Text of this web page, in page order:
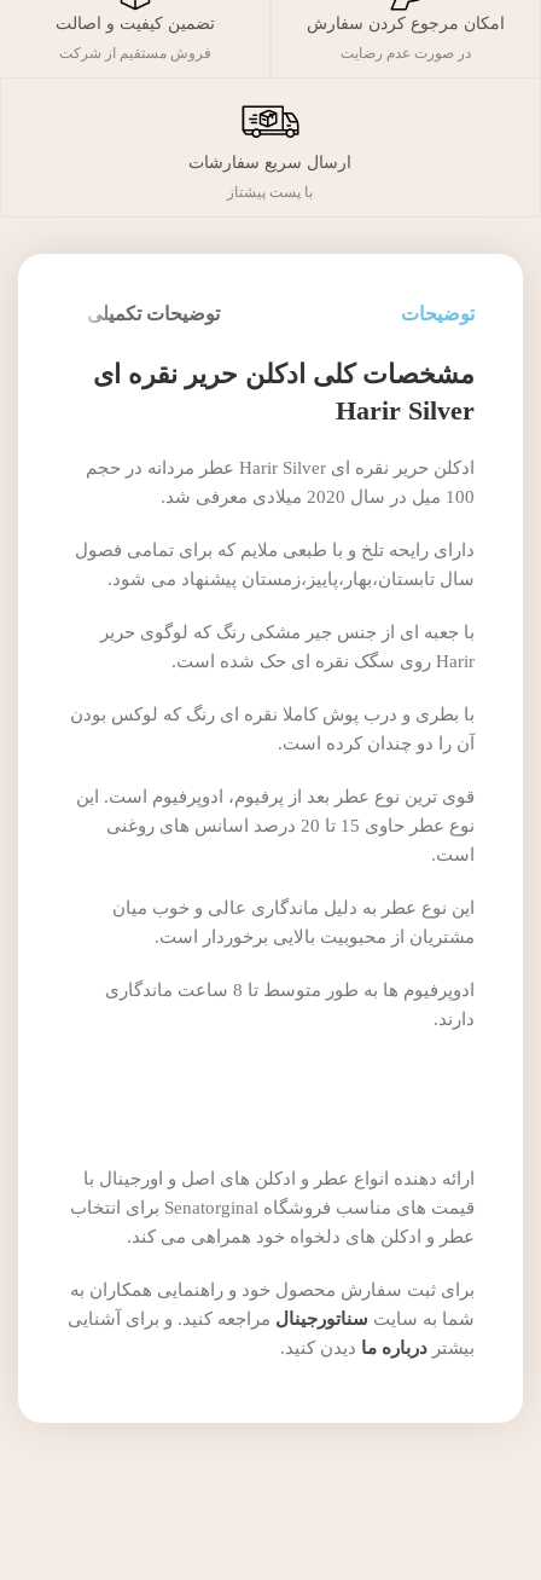
امکان مرجوع کردن سفارش
در صورت عدم رضایت
تضمین کیفیت و اصالت
فروش مستقیم از شرکت
ارسال سریع سفارشات
با پست پیشتاز
توضیحات توضیحات تکمیلی
مشخصات کلی ادکلن حریر نقره ای
Harir Silver
ادکلن حریر نقره ای Harir Silver عطر مردانه در حجم
100 میل در سال 2020 میلادی معرفی شد.
دارای رایحه تلخ و با طبعی ملایم که برای تمامی فصول
سال تابستان،بهار،پاییز،زمستان پیشنهاد می شود.
با جعبه ای از جنس جیر مشکی رنگ که لوگوی حریر
Harir روی سگک نقره ای حک شده است.
با بطری و درب پوش کاملا نقره ای رنگ که لوکس بودن
آن را دو چندان کرده است.
قوی ترین نوع عطر بعد از پرفیوم، ادوپرفیوم است. این
نوع عطر حاوی 15 تا 20 درصد اسانس های روغنی
است.
این نوع عطر به دلیل ماندگاری عالی و خوب میان
مشتریان از محبوبیت بالایی برخوردار است.
ادوپرفیوم ها به طور متوسط تا 8 ساعت ماندگاری
دارند.
ارائه دهنده انواع عطر و ادکلن های اصل و اورجینال با
قیمت های مناسب فروشگاه Senatorginal برای انتخاب
عطر و ادکلن های دلخواه خود همراهی می کند.
برای ثبت سفارش محصول خود و راهنمایی همکاران به
شما به سایت سناتورجینال مراجعه کنید. و برای آشنایی
بیشتر درباره ما دیدن کنید.